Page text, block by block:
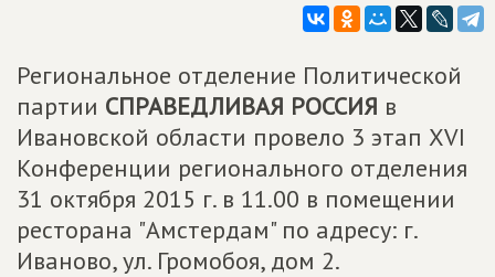
Региональное отделение Политической
партии СПРАВЕДЛИВАЯ РОССИЯ в
Ивановской области провело 3 этап XVI
Конференции регионального отделения
31 октября 2015 г. в 11.00 в помещении
ресторана "Амстердам" по адресу: г.
Иваново, ул. Громобоя, дом 2.